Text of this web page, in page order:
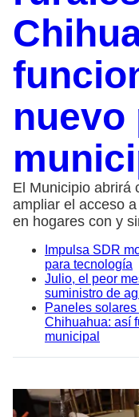
nuevo
El Municipio abrirá
ampliar el acceso
en hogares con y
Impulsa SDR
para tecnología
Julio, el peor
suministro de
Paneles
Chihuahua: así
municipal